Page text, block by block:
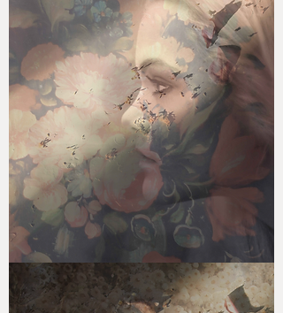
VOYAGE
RÊVE
#2.A